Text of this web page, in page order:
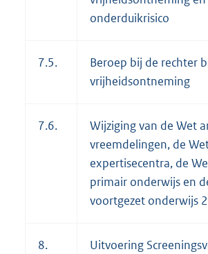
onderduikrisico
7.5.
Beroep bij de rechter
vrijheidsontneming
7.6.
Wijziging van de Wet
vreemdelingen, de
expertisecentra, de
primair onderwijs en
voortgezet onderwijs
8.
Uitvoering